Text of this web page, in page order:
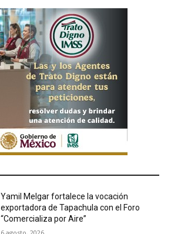
Yamil Melgar fortalece la vocación
exportadora de Tapachula con el Foro
“Comercializa por Aire”